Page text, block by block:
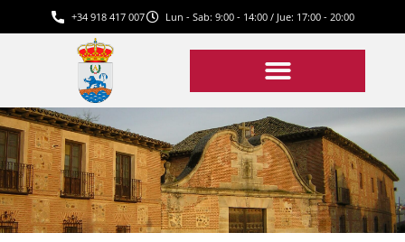
+34 918 417 007 Lun - Sab: 9:00 - 14:00 / Jue: 17:00 - 20:00